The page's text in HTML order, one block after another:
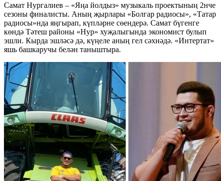
Самат Нургалиев – «Яңа йолдыз» музыкаль проектының 2нче
сезоны финалисты. Аның җырлары «Болгар радиосы», «Татар
радиосы»нда яңгырап, күпләрне сөендерә. Самат бүгенге
көндә Тәтеш районы «Нур» хуҗалыгында экономист булып
эшли. Кырда эшләсә дә, күңеле аның гел сәхнәдә. «Интертат»
яшь башкаручы белән таныштыра.